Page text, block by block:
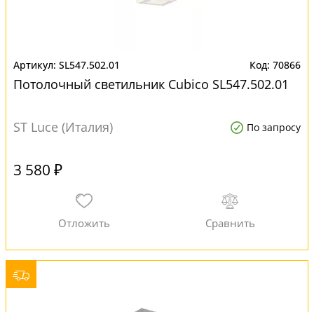
SL547.502.01 70866
Потолочный светильник Cubico SL547.502.01
ST Luce (Италия) По запросу
3 580 ₽